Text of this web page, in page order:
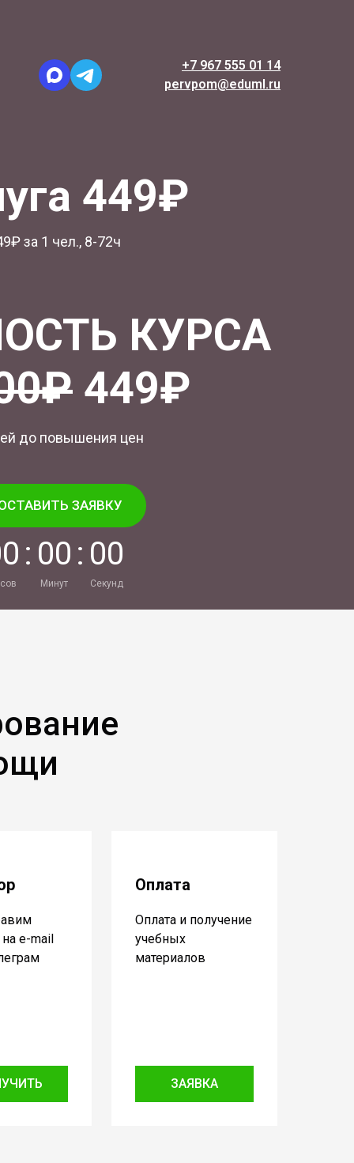
+7 967 555 01 14
pervpom@eduml.ru
449₽
за 1 чел., 8-72ч
КУРСА
449₽
до повышения цен
ЗАЯВКУ
0 : 00
Минут
: 00
Секунд
e-mail
Оплата
Оплата и получение
учебных
материалов
ЗАЯВКА